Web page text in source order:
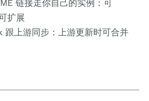
链接走你自己的实例：可
扩展
跟上游同步：上游更新时可合并